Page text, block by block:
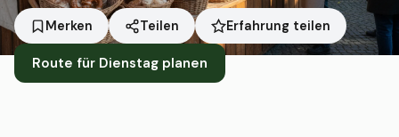
Merken Teilen Erfahrung teilen
Route für Dienstag planen